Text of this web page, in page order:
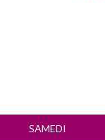
SAMEDI